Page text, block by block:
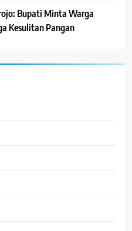
Bupati Minta Warga
Kesulitan Pangan